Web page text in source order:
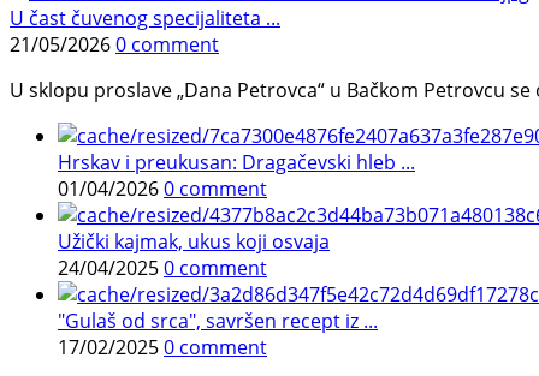
U čast čuvenog specijaliteta ...
21/05/20260 comment
U sklopu proslave „Dana Petrovca“ u Bačkom Petrovcu
Hrskav i preukusan: Dragačevski hleb ...
01/04/20260 comment
Užički kajmak, ukus koji osvaja
24/04/20250 comment
"Gulaš od srca", savršen recept iz ...
17/02/20250 comment